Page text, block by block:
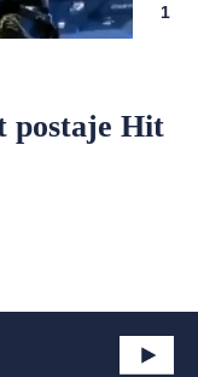
1
postaje Hit